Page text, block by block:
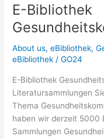
E-Bibliothek
About us,eBibliothek,
eBibliothek /GO24
E-Bibliothek
Literatursammlungen
Thema
haben wir derzeit 5000
Sammlungen